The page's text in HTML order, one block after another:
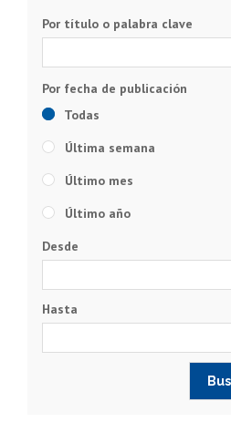
Por título o palabra clave
Todas
Última semana
Último mes
Último año
Desde
Hasta